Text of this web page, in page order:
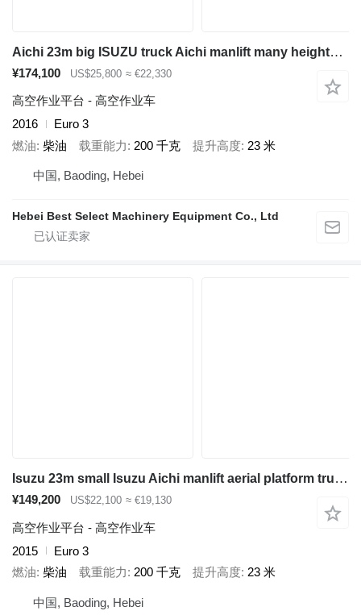
Aichi 23m big ISUZU truck Aichi manlift many heights aerial platform t
¥174,100 US$25,800 ≈ €22,330
高空作业平台 - 高空作业车
2016
Euro 3
燃油 柴油 载重能力 200 千克 提升高度 23 米
中国, Baoding, Hebei
Hebei Best Select Machinery Equipment Co., Ltd
Isuzu 23m small Isuzu Aichi manlift aerial platform truck ISUZU 100P c
¥149,200 US$22,100 ≈ €19,130
高空作业平台 - 高空作业车
2015
Euro 3
燃油 柴油 载重能力 200 千克 提升高度 23 米
中国, Baoding, Hebei